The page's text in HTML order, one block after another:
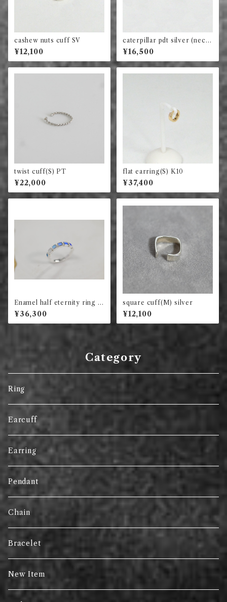
cashew nuts cuff SV
¥12,100
caterpillar pdt silver (neckl
ace付)
¥16,500
twist cuff(S) PT
¥22,000
flat earring(S) K10
¥37,400
Enamel half eternity ring s
quare (blue)
¥36,300
square cuff(M) silver
¥12,100
Category
Ring
Earcuff
Earring
Pendant
Chain
Bracelet
New Item